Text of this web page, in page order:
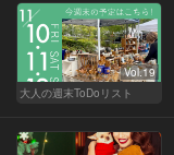
Vol.19
大人の週末ToDoリスト